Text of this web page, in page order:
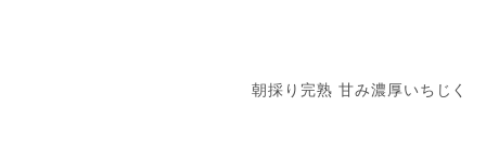
朝採り完熟 甘み濃厚いちじく